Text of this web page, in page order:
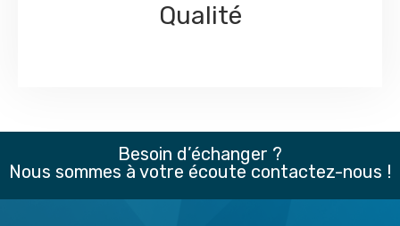
Qualité
Besoin d’échanger ?
Nous sommes à votre écoute contactez-nous !